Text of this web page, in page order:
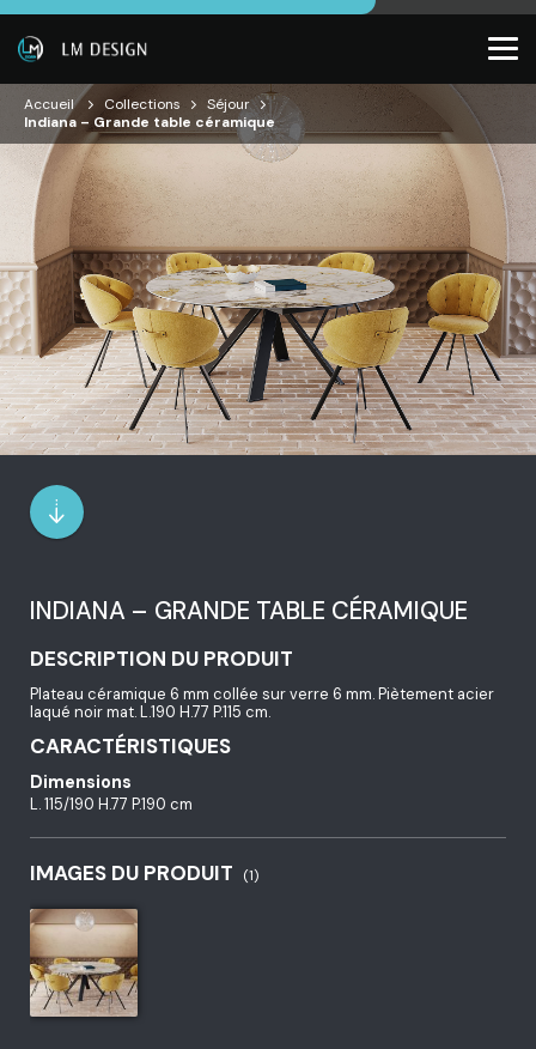
Accueil Collections
Séjour
Indiana – Grande table céramique
INDIANA – GRANDE TABLE CÉRAMIQUE
DESCRIPTION DU PRODUIT
Plateau céramique 6 mm collée sur verre 6 mm. Piètement acier
laqué noir mat. L.190 H.77 P.115 cm.
CARACTÉRISTIQUES
Dimensions
L. 115/190 H.77 P.190 cm
IMAGES DU PRODUIT (1)